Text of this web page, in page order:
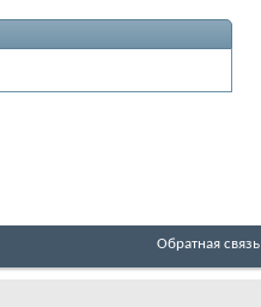
Обратная связь